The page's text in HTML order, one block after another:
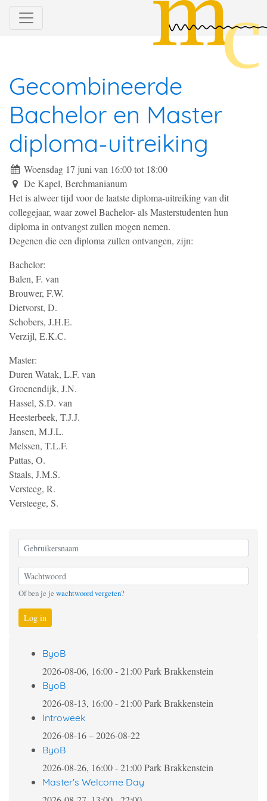
Gecombineerde
Bachelor en Master
diploma-uitreiking
Woensdag 17 juni van 16:00tot 18:00
De Kapel, Berchmanianum
Het is alweer tijd voor de laatste diploma-uitreiking van dit
collegejaar, waar zowel Bachelor- als Masterstudenten hun
diploma in ontvangst zullen mogen nemen.
Degenen die een diploma zullen ontvangen, zijn:
Bachelor:
Balen, F. van
Brouwer, F.W.
Dietvorst, D.
Schobers, J.H.E.
Verzijl, E.K.C.
Master:
Duren Watak, L.F. van
Groenendijk, J.N.
Hassel, S.D. van
Heesterbeek, T.J.J.
Jansen, M.J.L.
Melssen, T.L.F.
Pattas, O.
Staals, J.M.S.
Versteeg, R.
Versteege, S.
Of ben je je wachtwoord vergeten?
Log in
ByoB
2026-08-06, 16:00-21:00Park Brakkenstein
ByoB
2026-08-13, 16:00-21:00Park Brakkenstein
Introweek
2026-08-16–2026-08-22
ByoB
2026-08-26, 16:00-21:00Park Brakkenstein
Master's Welcome Day